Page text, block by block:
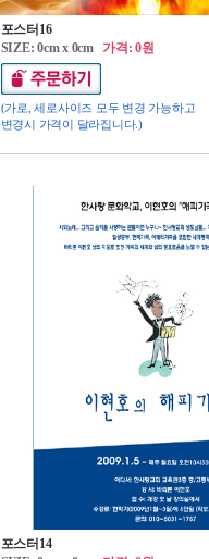
포스터16
SIZE: 0cm x 0cm가격: 0원
(가로, 세로사이즈 모두 변경 가능하고
변경시 가격이 달라집니다.)
포스터14